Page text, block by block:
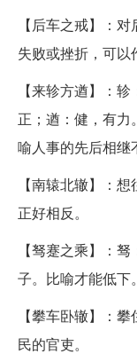
【后车之戒】：
失败或挫折，可以
【来轸方遒】：
正；遒：健，有
喻人事的先后相继
【南辕北辙】：
正好相反。
【驽蹇之乘】：
子。比喻才能低下。
【攀车卧辙】：
民的官吏。